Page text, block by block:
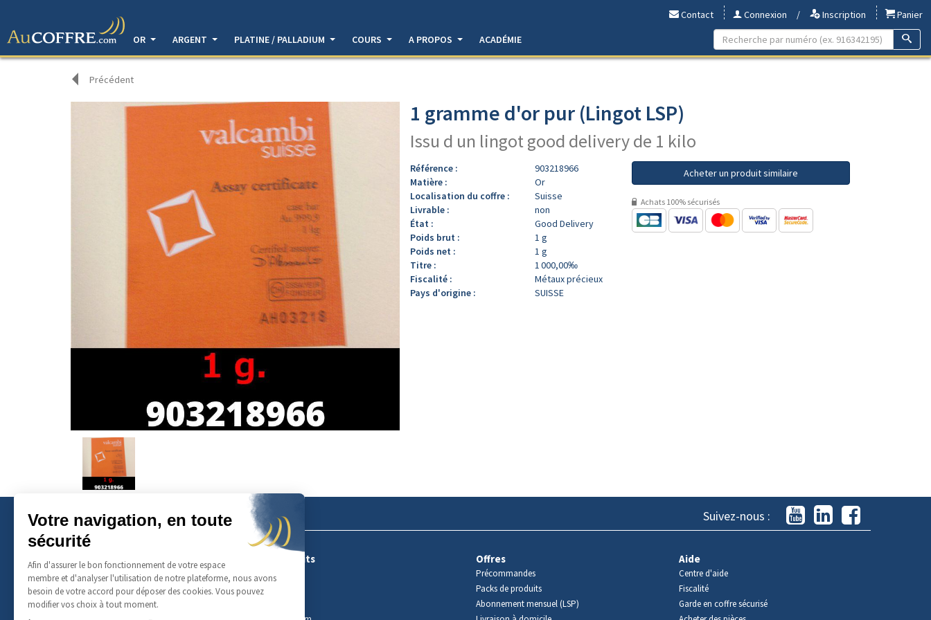
Contact Connexion / Inscription
Panier
OR
ARGENT PLATINE / PALLADIUM COURS A PROPOS ACADÉMIE
Précédent
Avers
produit
1 gramme d'or pur (Lingot LSP)
Issu d un lingot good delivery de 1 kilo
Référence :
903218966
Matière :
Or
Localisation du coffre :
Suisse
Livrable :
non
État :
Good Delivery
Poids brut :
1 g
Poids net :
1 g
Titre :
1 000,00‰
Fiscalité :
Métaux précieux
Pays d'origine :
SUISSE
Acheter un produit similaire
Achats 100% sécurisés
Suivez-nous :
A propos
Qui sommes-nous ?
Tarifs
Événements
Produits Offres
Précommandes
Packs de produits
Abonnement mensuel (LSP)
Aide
Centre d'aide
Fiscalité
Garde en coffre sécurisé